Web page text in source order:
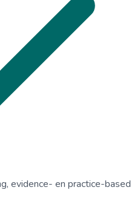
evidence- en practice-based